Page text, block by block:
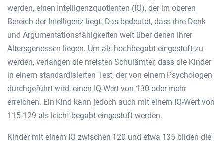
werden, einen Intelligenzquotienten (IQ), der im oberen
Bereich der Intelligenz liegt. Das bedeutet, dass ihre Denk
und Argumentationsfähigkeiten weit über denen ihrer
Altersgenossen liegen. Um als hochbegabt eingestuft zu
werden, verlangen die meisten Schulämter, dass die Kinder
in einem standardisierten Test, der von einem Psychologen
durchgeführt wird, einen IQ-Wert von 130 oder mehr
erreichen. Ein Kind kann jedoch auch mit einem IQ-Wert von
115-129 als leicht begabt eingestuft werden.
Kinder mit einem IQ zwischen 120 und etwa 135 bilden die